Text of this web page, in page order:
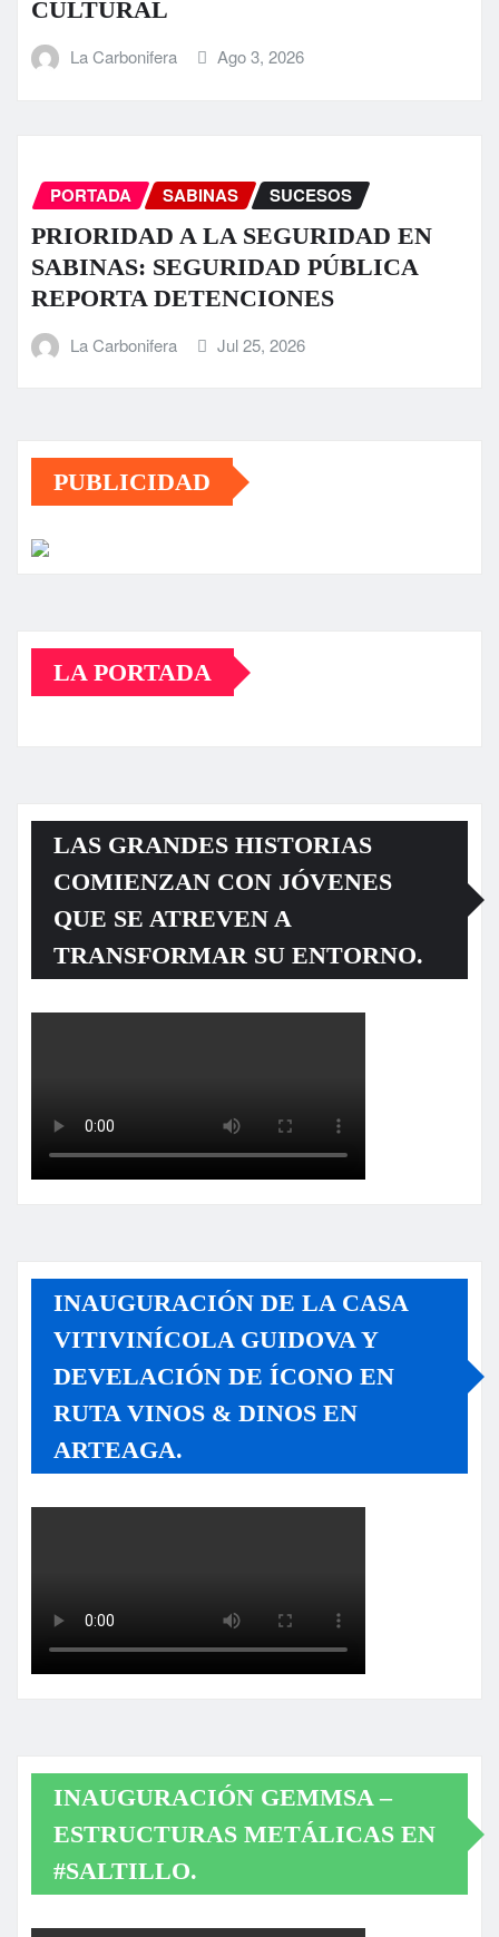
CULTURAL
La Carbonifera Ago 3, 2026
PORTADA SABINAS SUCESOS
PRIORIDAD A LA SEGURIDAD EN
SABINAS: SEGURIDAD PÚBLICA
REPORTA DETENCIONES
La Carbonifera Jul 25, 2026
PUBLICIDAD
LA PORTADA
LAS GRANDES HISTORIAS
COMIENZAN CON JÓVENES
QUE SE ATREVEN A
TRANSFORMAR SU ENTORNO.
INAUGURACIÓN DE LA CASA
VITIVINÍCOLA GUIDOVA Y
DEVELACIÓN DE ÍCONO EN
RUTA VINOS & DINOS EN
ARTEAGA.
INAUGURACIÓN GEMMSA –
ESTRUCTURAS METÁLICAS EN
#SALTILLO.